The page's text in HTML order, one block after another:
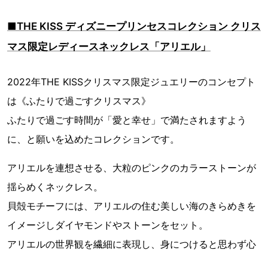
■THE KISS ディズニープリンセスコレクション クリス
マス限定レディースネックレス「アリエル」
2022年THE KISSクリスマス限定ジュエリーのコンセプト
は《ふたりで過ごすクリスマス》
ふたりで過ごす時間が「愛と幸せ」で満たされますよう
に、と願いを込めたコレクションです。
アリエルを連想させる、大粒のピンクのカラーストーンが
揺らめくネックレス。
貝殻モチーフには、アリエルの住む美しい海のきらめきを
イメージしダイヤモンドやストーンをセット。
アリエルの世界観を繊細に表現し、身につけると思わず心